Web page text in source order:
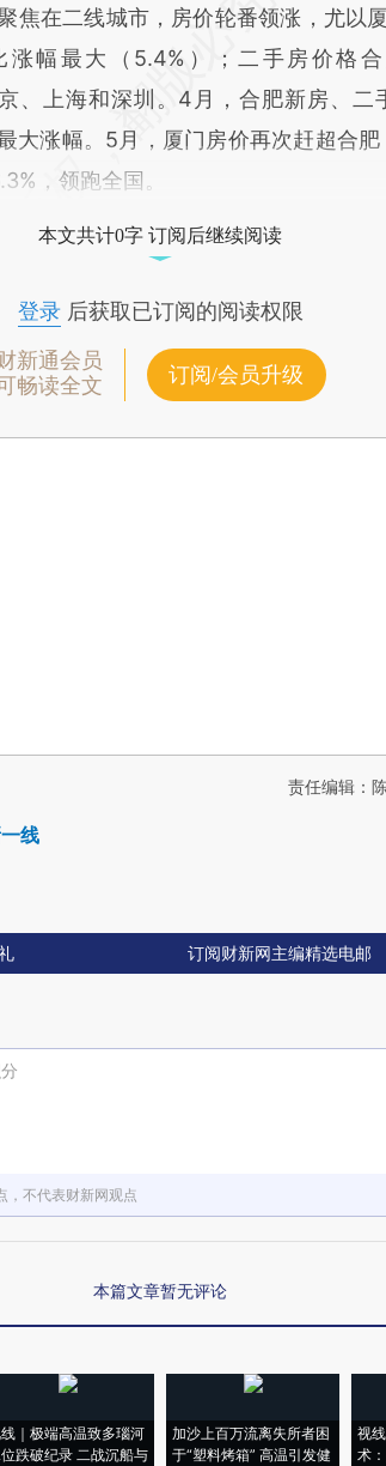
在二线城市，房价轮番领涨，尤以
涨幅最大（5.4%）；二手房价格
、上海和深圳。4月，合肥新房、二
大涨幅。5月，厦门房价再次赶超合
，领跑全国。
本文共计0字 订阅后继续阅读
登录后获取已订阅的阅读权限
新通会员
畅读全文
订阅/会员升级
责任编辑：
线
订阅财新网主编精选电邮
，不代表财新网观点
本篇文章暂无评论
｜极端高温致多瑙河
跌破纪录 二战沉船与
加沙上百万流离失所者困
于“塑料烤箱” 高温引发健
视
术